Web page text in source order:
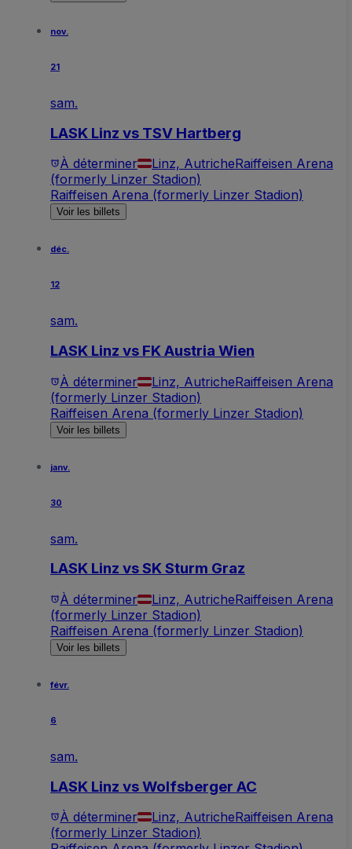
nov.
21
sam.
LASK Linz vs TSV Hartberg
À déterminer Linz, AutricheRaiffeisen Arena
(formerly Linzer Stadion)
Raiffeisen Arena (formerly Linzer Stadion)
Voir les billets
déc.
12
sam.
LASK Linz vs FK Austria Wien
À déterminer Linz, AutricheRaiffeisen Arena
(formerly Linzer Stadion)
Raiffeisen Arena (formerly Linzer Stadion)
Voir les billets
janv.
30
sam.
LASK Linz vs SK Sturm Graz
À déterminer Linz, AutricheRaiffeisen Arena
(formerly Linzer Stadion)
Raiffeisen Arena (formerly Linzer Stadion)
Voir les billets
févr.
6
sam.
LASK Linz vs Wolfsberger AC
À déterminer Linz, AutricheRaiffeisen Arena
(formerly Linzer Stadion)